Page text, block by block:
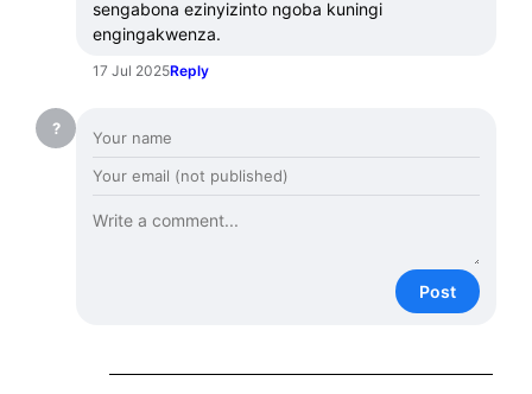
sengabona ezinyizinto ngoba kuningi
engingakwenza.
17 Jul 2025Reply
?
Post